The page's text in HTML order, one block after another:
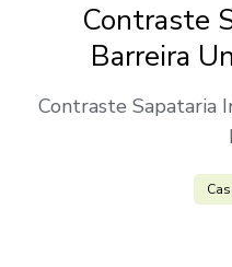
Contraste
Barreira
Contraste Sapataria